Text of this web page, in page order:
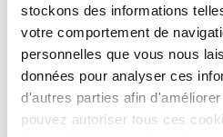
stockons des informations
votre comportement de
personnelles que vous nous
données pour analyser ces
d'autres parties afin
pouvez autoriser tous ces